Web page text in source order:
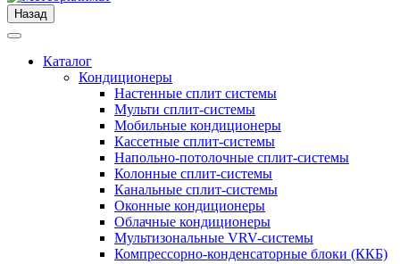
Назад
Каталог
Кондиционеры
Настенные сплит системы
Мульти сплит-системы
Мобильные кондиционеры
Кассетные сплит-системы
Напольно-потолочные сплит-системы
Колонные сплит-системы
Канальные сплит-системы
Оконные кондиционеры
Облачные кондиционеры
Мультизональные VRV-системы
Компрессорно-конденсаторные блоки (ККБ)